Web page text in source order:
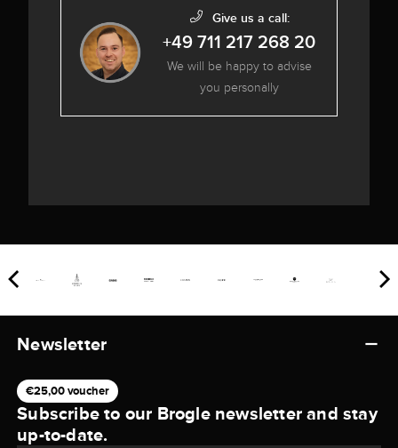
Give us a call:
+49 711 217 268 20
We will be happy to advise
you personally
Newsletter
€25,00 voucher
Subscribe to our Brogle newsletter and stay
up-to-date.